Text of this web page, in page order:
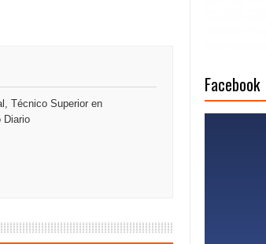
La Romana
de su equipo y conciertos
la seguridad alimentaria tras salida de RD
Técnico Superior en
Diario
Facebook